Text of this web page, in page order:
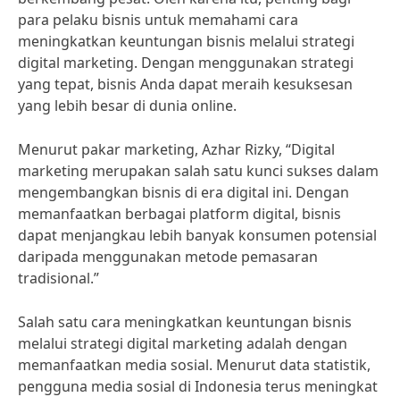
para pelaku bisnis untuk memahami cara
meningkatkan keuntungan bisnis melalui strategi
digital marketing. Dengan menggunakan strategi
yang tepat, bisnis Anda dapat meraih kesuksesan
yang lebih besar di dunia online.
Menurut pakar marketing, Azhar Rizky, “Digital
marketing merupakan salah satu kunci sukses dalam
mengembangkan bisnis di era digital ini. Dengan
memanfaatkan berbagai platform digital, bisnis
dapat menjangkau lebih banyak konsumen potensial
daripada menggunakan metode pemasaran
tradisional.”
Salah satu cara meningkatkan keuntungan bisnis
melalui strategi digital marketing adalah dengan
memanfaatkan media sosial. Menurut data statistik,
pengguna media sosial di Indonesia terus meningkat